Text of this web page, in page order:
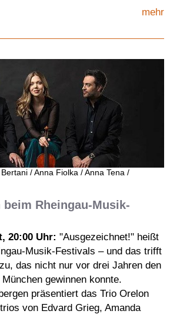
mehr
/ Anna Fiolka / Anna Tena /
beim Rheingau-Musik-
20:00 Uhr: "Ausgezeichnet!" heißt
Musik-Festivals – und das trifft
das nicht nur vor drei Jahren den
gewinnen konnte.
präsentiert das Trio Orelon
von Edvard Grieg, Amanda